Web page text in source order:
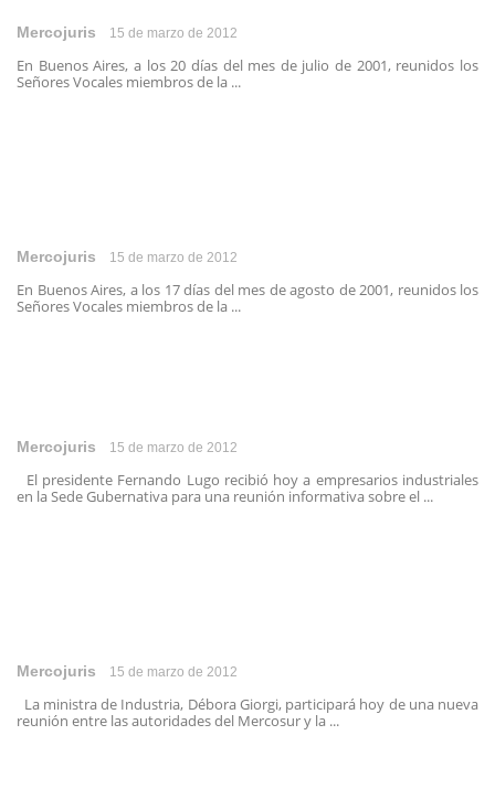
Mercojuris 15 de marzo de 2012
En Buenos Aires, a los 20 días del mes de julio de 2001, reunidos los
Señores Vocales miembros de la ...
Mercojuris 15 de marzo de 2012
En Buenos Aires, a los 17 días del mes de agosto de 2001, reunidos los
Señores Vocales miembros de la ...
Mercojuris 15 de marzo de 2012
El presidente Fernando Lugo recibió hoy a empresarios industriales
en la Sede Gubernativa para una reunión informativa sobre el ...
Mercojuris 15 de marzo de 2012
La ministra de Industria, Débora Giorgi, participará hoy de una nueva
reunión entre las autoridades del Mercosur y la ...